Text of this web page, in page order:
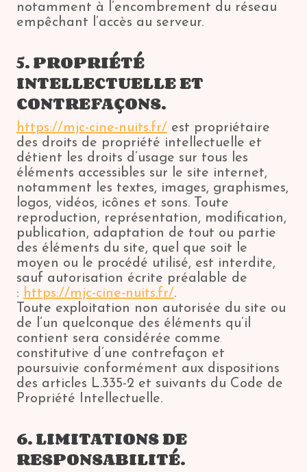
notamment à l’encombrement du réseau
empêchant l’accès au serveur.
5. PROPRIÉTÉ
INTELLECTUELLE ET
CONTREFAÇONS.
https://mjc-cine-nuits.fr/ est propriétaire
des droits de propriété intellectuelle et
détient les droits d’usage sur tous les
éléments accessibles sur le site internet,
notamment les textes, images, graphismes,
logos, vidéos, icônes et sons. Toute
reproduction, représentation, modification,
publication, adaptation de tout ou partie
des éléments du site, quel que soit le
moyen ou le procédé utilisé, est interdite,
sauf autorisation écrite préalable de
: https://mjc-cine-nuits.fr/.
Toute exploitation non autorisée du site ou
de l’un quelconque des éléments qu’il
contient sera considérée comme
constitutive d’une contrefaçon et
poursuivie conformément aux dispositions
des articles L.335-2 et suivants du Code de
Propriété Intellectuelle.
6. LIMITATIONS DE
RESPONSABILITÉ.